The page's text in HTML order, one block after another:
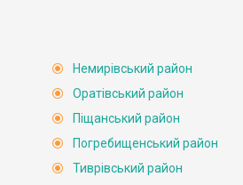
Немирівський район
Оратівський район
Піщанський район
Погребищенський район
Тиврівський район